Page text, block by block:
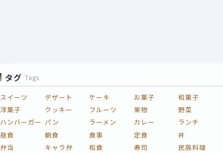
タグ Tags
スイーツ デザート ケーキ お菓子
和菓子
洋菓子
クッキー フルーツ 果物
野菜
ハンバーガー パン ラーメン カレー
ランチ
昼食
朝食 食事 定食
丼
弁当
キャラ弁 和食 寿司
民族料理